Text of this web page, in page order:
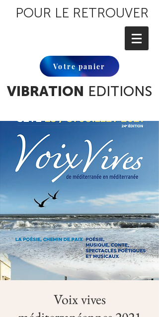
POUR LE RETROUVER
Votre panier
VIBRATION EDITIONS
Voix vives